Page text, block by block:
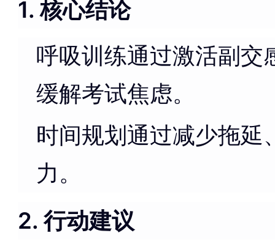
1. 核心结论
呼吸训练通过激活副交
缓解考试焦虑。
时间规划通过减少拖延
力。
2. 行动建议